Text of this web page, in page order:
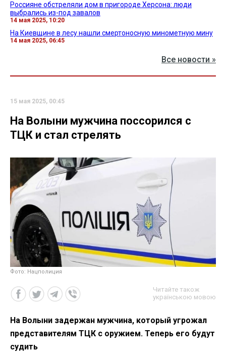
Россияне обстреляли дом в пригороде Херсона: люди
выбрались из-под завалов
14 мая 2025, 10:20
На Киевщине в лесу нашли смертоносную минометную мину
14 мая 2025, 06:45
Все новости »
15 мая 2025, 00:45
На Волыни мужчина поссорился с
ТЦК и стал стрелять
Фото: Нацполиция
Читайте також
українською мовою
На Волыни задержан мужчина, который угрожал
представителям ТЦК с оружием. Теперь его будут
судить